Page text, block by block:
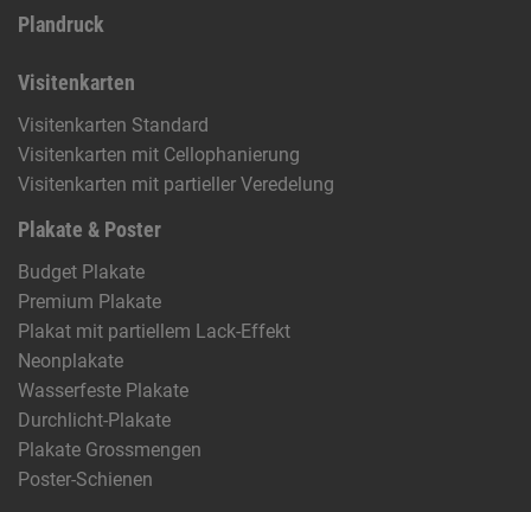
Plandruck
Visitenkarten
Visitenkarten Standard
Visitenkarten mit Cellophanierung
Visitenkarten mit partieller Veredelung
Plakate & Poster
Budget Plakate
Premium Plakate
Plakat mit partiellem Lack-Effekt
Neonplakate
Wasserfeste Plakate
Durchlicht-Plakate
Plakate Grossmengen
Poster-Schienen